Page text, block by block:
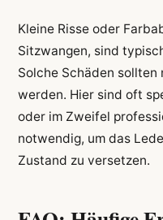
Kleine Risse oder
Sitzwangen, sind
Solche Schäden
werden. Hier sind oft
oder im Zweifel
notwendig, um das
Zustand zu versetzen.